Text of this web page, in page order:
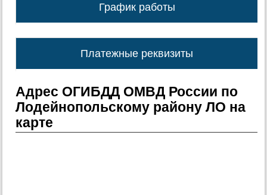
График работы
Платежные реквизиты
Адрес ОГИБДД ОМВД России по
Лодейнопольскому району ЛО на
карте